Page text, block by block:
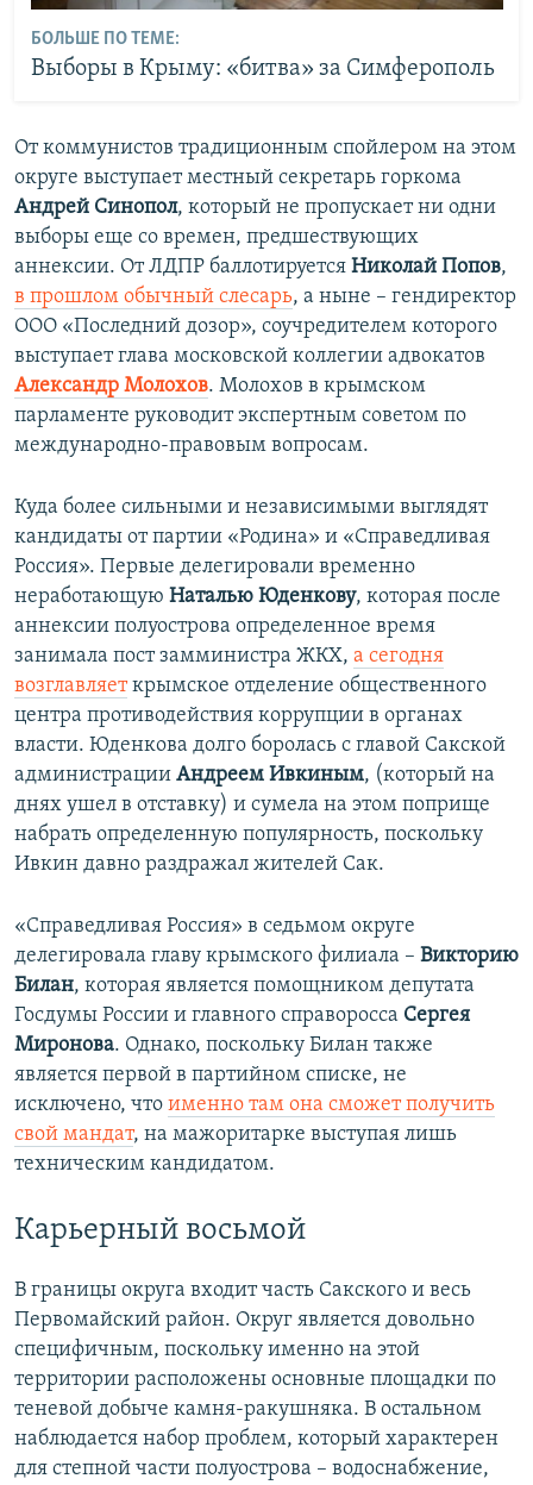
БОЛЬШЕ ПО ТЕМЕ:
Выборы в Крыму: «битва» за Симферополь
От коммунистов традиционным спойлером на этом
округе выступает местный секретарь горкома
Андрей Синопол, который не пропускает ни одни
выборы еще со времен, предшествующих
аннексии. От ЛДПР баллотируется Николай Попов,
в прошлом обычный слесарь, а ныне – гендиректор
ООО «Последний дозор», соучредителем которого
выступает глава московской коллегии адвокатов
Александр Молохов. Молохов в крымском
парламенте руководит экспертным советом по
международно-правовым вопросам.
Куда более сильными и независимыми выглядят
кандидаты от партии «Родина» и «Справедливая
Россия». Первые делегировали временно
неработающую Наталью Юденкову, которая после
аннексии полуострова определенное время
занимала пост замминистра ЖКХ, а сегодня
возглавляеткрымское отделение общественного
центра противодействия коррупции в органах
власти. Юденкова долго боролась с главой Сакской
администрации Андреем Ивкиным, (который на
днях ушел в отставку) и сумела на этом поприще
набрать определенную популярность, поскольку
Ивкин давно раздражал жителей Сак.
«Справедливая Россия» в седьмом округе
делегировала главу крымского филиала – Викторию
Билан, которая является помощником депутата
Госдумы России и главного справоросса Сергея
Миронова. Однако, поскольку Билан также
является первой в партийном списке, не
исключено, что именно там она сможет получить
свой мандат, на мажоритарке выступая лишь
техническим кандидатом.
Карьерный восьмой
В границы округа входит часть Сакского и весь
Первомайский район. Округ является довольно
специфичным, поскольку именно на этой
территории расположены основные площадки по
теневой добыче камня-ракушняка. В остальном
наблюдается набор проблем, который характерен
для степной части полуострова – водоснабжение,